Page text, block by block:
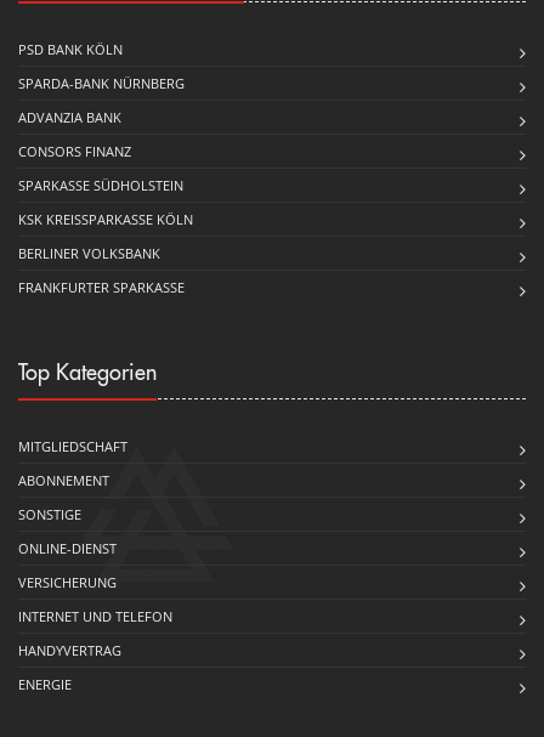
PSD BANK KÖLN
SPARDA-BANK NÜRNBERG
ADVANZIA BANK
CONSORS FINANZ
SPARKASSE SÜDHOLSTEIN
KSK KREISSPARKASSE KÖLN
BERLINER VOLKSBANK
FRANKFURTER SPARKASSE
Top Kategorien
MITGLIEDSCHAFT
ABONNEMENT
SONSTIGE
ONLINE-DIENST
VERSICHERUNG
INTERNET UND TELEFON
HANDYVERTRAG
ENERGIE